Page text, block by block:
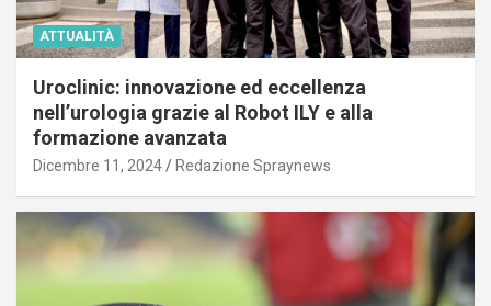
ATTUALITÀ
Uroclinic: innovazione ed eccellenza
nell’urologia grazie al Robot ILY e alla
formazione avanzata
Dicembre 11, 2024 Redazione Spraynews